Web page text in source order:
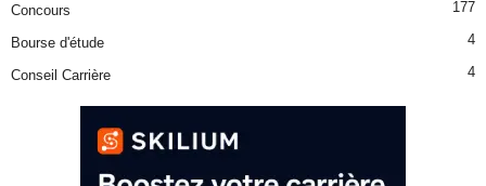
Concours 177
Bourse d'étude 4
Conseil Carrière 4